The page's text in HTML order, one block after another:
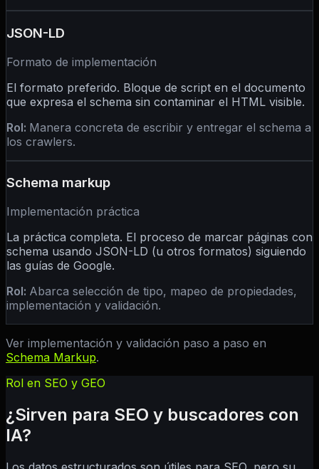
JSON-LD
Formato de implementación
El formato preferido. Bloque de script en el documento
que expresa el schema sin contaminar el HTML visible.
Rol: Manera concreta de escribir y entregar el schema a
los crawlers.
Schema markup
Implementación práctica
La práctica completa. El proceso de marcar páginas con
schema usando JSON-LD (u otros formatos) siguiendo
las guías de Google.
Rol: Abarca selección de tipo, mapeo de propiedades,
implementación y validación.
Ver implementación y validación paso a paso en
Schema Markup.
Rol en SEO y GEO
¿Sirven para SEO y buscadores con
IA?